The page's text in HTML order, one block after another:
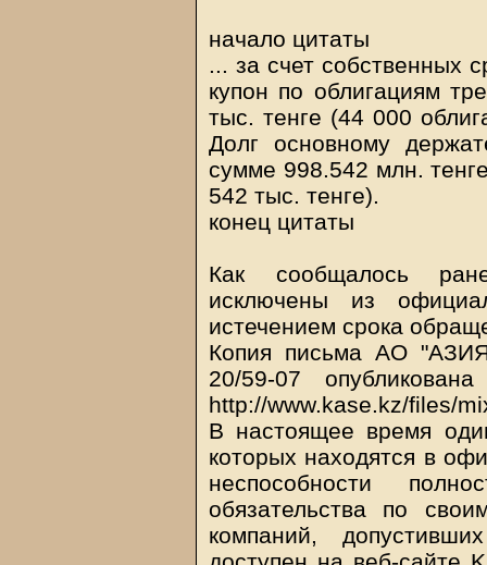
начало цитаты
... за счет собственных
купон по облигациям
тыс. тенге (44 000
Долг основному
сумме 998.542 млн.
542 тыс. тенге).
конец цитаты
Как сообщалось
исключены из
истечением срока
Копия письма АО
20/59-07
http://www.kase.kz/files/
В настоящее время
которых находятся в
неспособности
обязательства по
компаний,